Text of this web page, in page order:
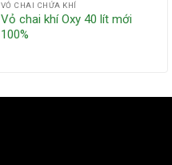
VỎ CHAI CHỨA KHÍ
Vỏ chai khí Oxy 40 lít mới
100%